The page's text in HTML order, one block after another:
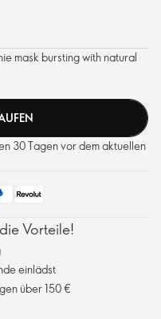
mask bursting with natural
30 Tagen vor dem aktuellen
Vorteile!
einlädst
über 150 €